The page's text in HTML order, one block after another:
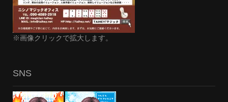
※画像クリックで拡大します。
SNS